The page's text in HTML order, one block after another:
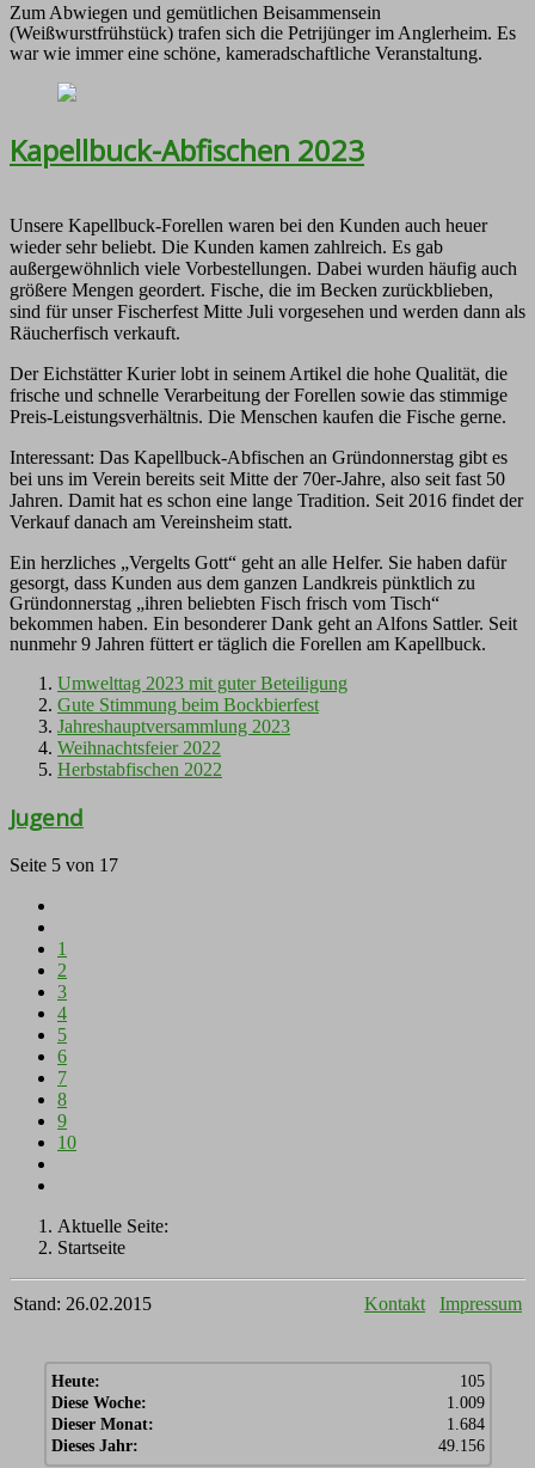
Zum Abwiegen und gemütlichen Beisammensein
(Weißwurstfrühstück) trafen sich die Petrijünger im Anglerheim. Es
war wie immer eine schöne, kameradschaftliche Veranstaltung.
Kapellbuck-Abfischen 2023
Unsere Kapellbuck-Forellen waren bei den Kunden auch heuer
wieder sehr beliebt. Die Kunden kamen zahlreich. Es gab
außergewöhnlich viele Vorbestellungen. Dabei wurden häufig auch
größere Mengen geordert. Fische, die im Becken zurückblieben,
sind für unser Fischerfest Mitte Juli vorgesehen und werden dann als
Räucherfisch verkauft.
Der Eichstätter Kurier lobt in seinem Artikel die hohe Qualität, die
frische und schnelle Verarbeitung der Forellen sowie das stimmige
Preis-Leistungsverhältnis. Die Menschen kaufen die Fische gerne.
Interessant: Das Kapellbuck-Abfischen an Gründonnerstag gibt es
bei uns im Verein bereits seit Mitte der 70er-Jahre, also seit fast 50
Jahren. Damit hat es schon eine lange Tradition. Seit 2016 findet der
Verkauf danach am Vereinsheim statt.
Ein herzliches „Vergelts Gott“ geht an alle Helfer. Sie haben dafür
gesorgt, dass Kunden aus dem ganzen Landkreis pünktlich zu
Gründonnerstag „ihren beliebten Fisch frisch vom Tisch“
bekommen haben. Ein besonderer Dank geht an Alfons Sattler. Seit
nunmehr 9 Jahren füttert er täglich die Forellen am Kapellbuck.
Umwelttag 2023 mit guter Beteiligung
Gute Stimmung beim Bockbierfest
Jahreshauptversammlung 2023
Weihnachtsfeier 2022
Herbstabfischen 2022
Jugend
Seite 5 von 17
1
2
3
4
5
6
7
8
9
10
Aktuelle Seite:
Startseite
Stand: 26.02.2015 Kontakt Impressum
Heute:
105
Diese Woche:
1.009
Dieser Monat:
1.684
Dieses Jahr:
49.156